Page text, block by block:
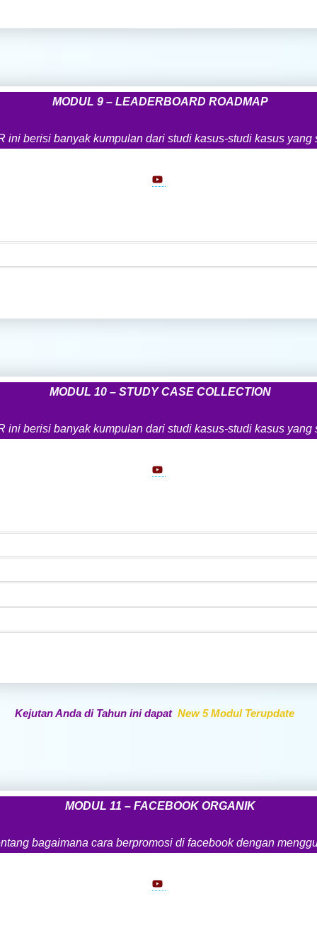
MODUL 9 – LEADERBOARD ROADMAP
ini berisi banyak kumpulan dari studi kasus-studi kasus
MODUL 10 – STUDY CASE COLLECTION
ini berisi banyak kumpulan dari studi kasus-studi kasus
Kejutan Anda di Tahun ini dapat New 5 Modul Terupdate
MODUL 11 – FACEBOOK ORGANIK
bagaimana cara berpromosi di facebook dengan